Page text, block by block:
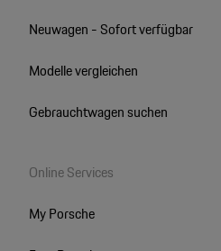
Neuwagen - Sofort verfügbar
Modelle vergleichen
Gebrauchtwagen suchen
Online Services
My Porsche